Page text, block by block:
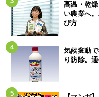
高温・乾
い農業へ
び方
気候変動
り防除。